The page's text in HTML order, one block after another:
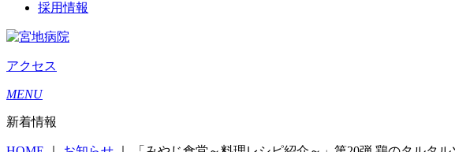
採用情報
アクセス
MENU
新着情報